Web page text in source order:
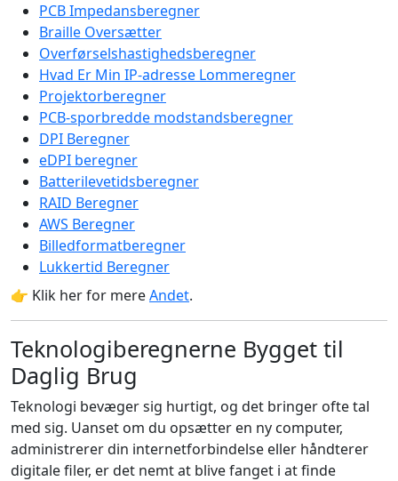
PCB Impedansberegner
Braille Oversætter
Overførselshastighedsberegner
Hvad Er Min IP-adresse Lommeregner
Projektorberegner
PCB-sporbredde modstandsberegner
DPI Beregner
eDPI beregner
Batterilevetidsberegner
RAID Beregner
AWS Beregner
Billedformatberegner
Lukkertid Beregner
👉 Klik her for mereAndet.
Teknologiberegnerne Bygget til
Daglig Brug
Teknologi bevæger sig hurtigt, og det bringer ofte tal
med sig. Uanset om du opsætter en ny computer,
administrerer din internetforbindelse eller håndterer
digitale filer, er det nemt at blive fanget i at finde